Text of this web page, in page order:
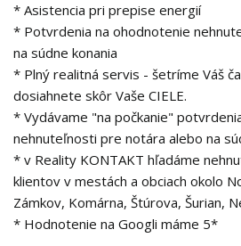
* Asistencia pri prepise energií
* Potvrdenia na ohodnotenie
na súdne konania
* Plný realitná servis - šetríme Váš
dosiahnete skôr Vaše CIELE.
* Vydávame "na počkanie"
nehnuteľnosti pre notára alebo na
* v Reality KONTAKT hľadáme
klientov v mestách a obciach okolo
Zámkov, Komárna, Štúrova, Šurian,
* Hodnotenie na Googli máme 5*